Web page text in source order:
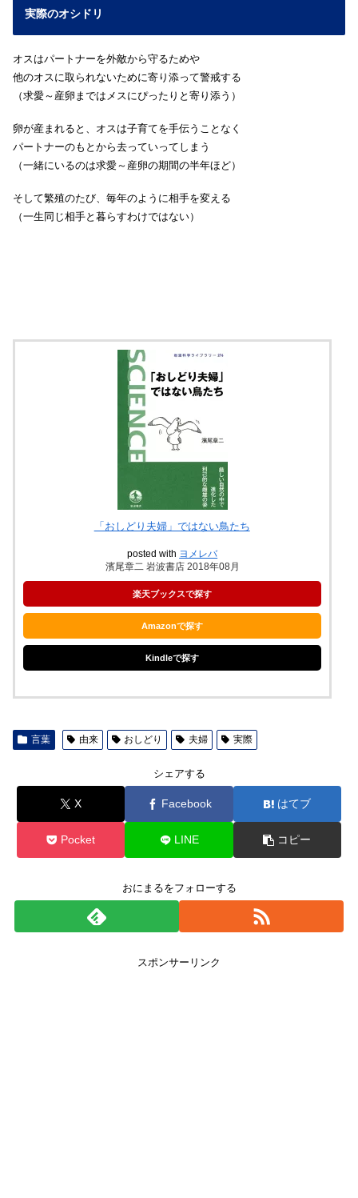
実際のオシドリ
オスはパートナーを外敵から守るためや
他のオスに取られないために寄り添って警戒する
（求愛～産卵まではメスにぴったりと寄り添う）
卵が産まれると、オスは子育てを手伝うことなく
パートナーのもとから去っていってしまう
（一緒にいるのは求愛～産卵の期間の半年ほど）
そして繁殖のたび、毎年のように相手を変える
（一生同じ相手と暮らすわけではない）
「おしどり夫婦」ではない鳥たち
posted with ヨメレバ
濱尾章二 岩波書店 2018年08月
楽天ブックスで探す
Amazonで探す
Kindleで探す
言葉 由来 おしどり 夫婦 実際
シェアする
X Facebook はてブ
Pocket LINE コピー
おにまるをフォローする
スポンサーリンク